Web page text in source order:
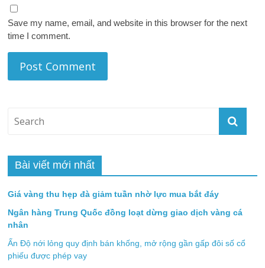
Save my name, email, and website in this browser for the next
time I comment.
Bài viết mới nhất
Giá vàng thu hẹp đà giảm tuần nhờ lực mua bắt đáy
Ngân hàng Trung Quốc đồng loạt dừng giao dịch vàng cá
nhân
Ấn Độ nới lỏng quy định bán khống, mở rộng gần gấp đôi số cổ
phiếu được phép vay